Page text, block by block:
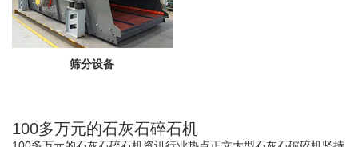
筛分设备
100多万元的石灰石碎石机